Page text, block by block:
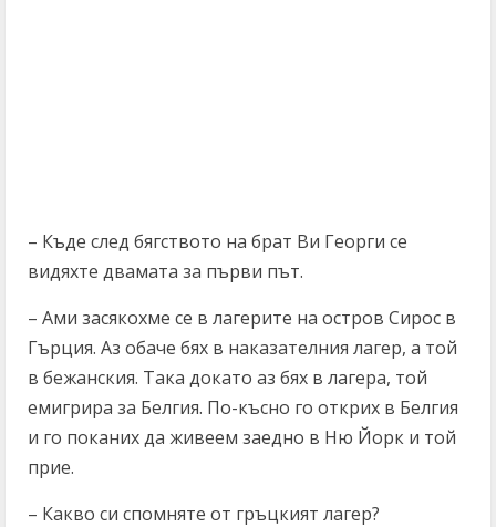
– Къде след бягството на брат Ви Георги се
видяхте двамата за първи път.
– Ами засякохме се в лагерите на остров Сирос в
Гърция. Аз обаче бях в наказателния лагер, а той
в бежанския. Така докато аз бях в лагера, той
емигрира за Белгия. По-късно го открих в Белгия
и го поканих да живеем заедно в Ню Йорк и той
прие.
– Какво си спомняте от гръцкият лагер?